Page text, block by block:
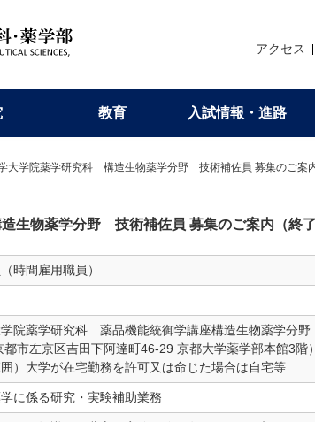
アクセス
教育 入試情報・進路
博士課程（4年制）
よくある質問・入試関連資料
大学院薬学研究科 構造生物薬学分野 技術補佐員 募集のご案内
生物薬学分野 技術補佐員 募集のご案内（終了
時間雇用職員）
院薬学研究科 薬品機能統御学講座構造生物薬学分野
都市左京区吉田下阿達町46-29 京都大学薬学部本館3階）
囲）大学が在宅勤務を許可又は命じた場合は自宅等
に係る研究・実験補助業務